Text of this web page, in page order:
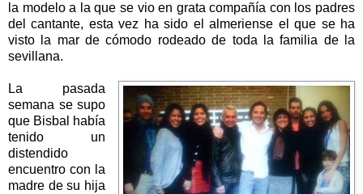
la modelo a la que se vio en grata compañía con los padres
del cantante, esta vez ha sido el almeriense el que se ha
visto la mar de cómodo rodeado de toda la familia de la
sevillana.
La pasada
semana se supo
que Bisbal había
tenido un
distendido
encuentro con la
madre de su hija